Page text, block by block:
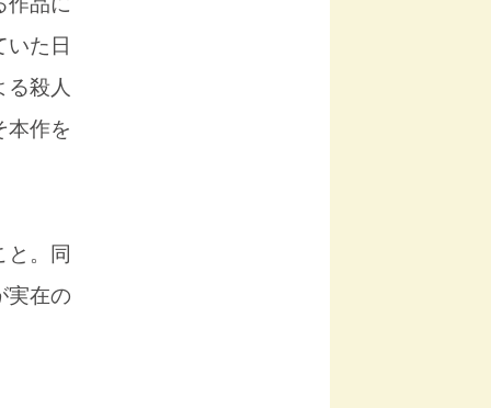
た日
殺人
本作を
。同
実在の